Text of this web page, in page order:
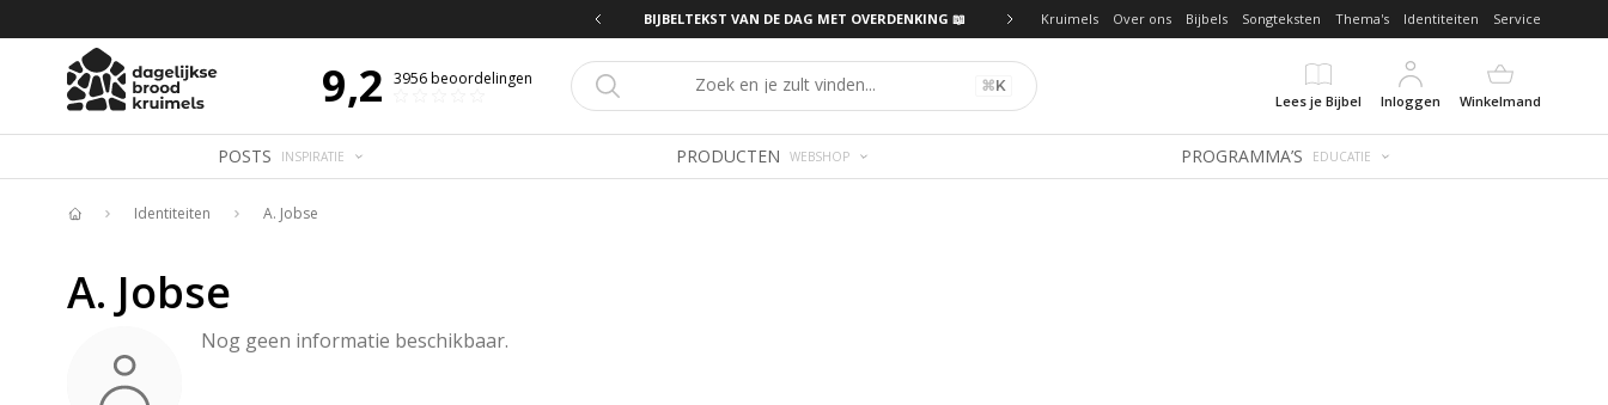
BIJBELTEKST VAN DE DAG MET OVERDENKING 📖 Kruimels Over ons Bijbels Songteksten Thema's Identiteiten Service
9,2 3956beoordelingen ⌘K
Lees je Bijbel
Inloggen Winkelmand
POSTS INSPIRATIE PRODUCTEN WEBSHOP PROGRAMMA’S EDUCATIE
Identiteiten A. Jobse
A. Jobse
Nog geen informatie beschikbaar.